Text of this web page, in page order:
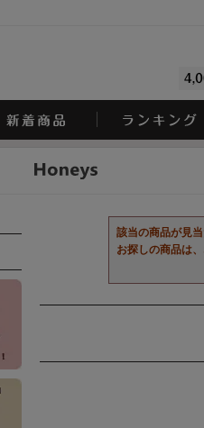
該当の商品が見当
お探しの商品は